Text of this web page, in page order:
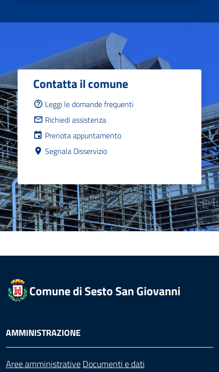
Contatta il comune
Leggi le domande frequenti
Richiedi assistenza
Prenota appuntamento
Segnala Disservizio
Comune di Sesto San Giovanni
AMMINISTRAZIONE
Aree amministrativeDocumenti e dati